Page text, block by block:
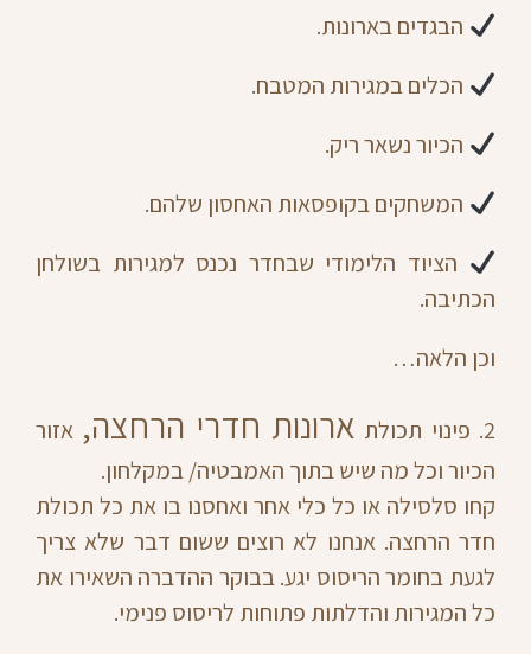
הבגדים בארונות.
הכלים במגירות המטבח.
הכיור נשאר ריק.
המשחקים בקופסאות האחסון שלהם.
הציוד הלימודי שבחדר נכנס למגירות בשולחן
הכתיבה.
וכן הלאה…
2. פינוי תכולת ארונות חדרי הרחצה, אזור
הכיור וכל מה שיש בתוך האמבטיה/ במקלחון.
קחו סלסילה או כל כלי אחר ואחסנו בו את כל תכולת
חדר הרחצה. אנחנו לא רוצים ששום דבר שלא צריך
לגעת בחומר הריסוס יגע. בבוקר ההדברה השאירו את
כל המגירות והדלתות פתוחות לריסוס פנימי.